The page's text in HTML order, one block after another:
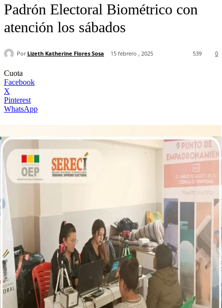
Padrón Electoral Biométrico con
atención los sábados
Por Lizeth Katherine Flores Sosa 15 febrero , 2025 0
539
Cuota
Facebook
X
Pinterest
WhatsApp